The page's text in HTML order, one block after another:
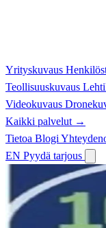
Yrityskuvaus
Teollisuuskuvaus
Videokuvaus
Kaikki palvelut →
Tietoa Blogi
EN Pyydä tarjous